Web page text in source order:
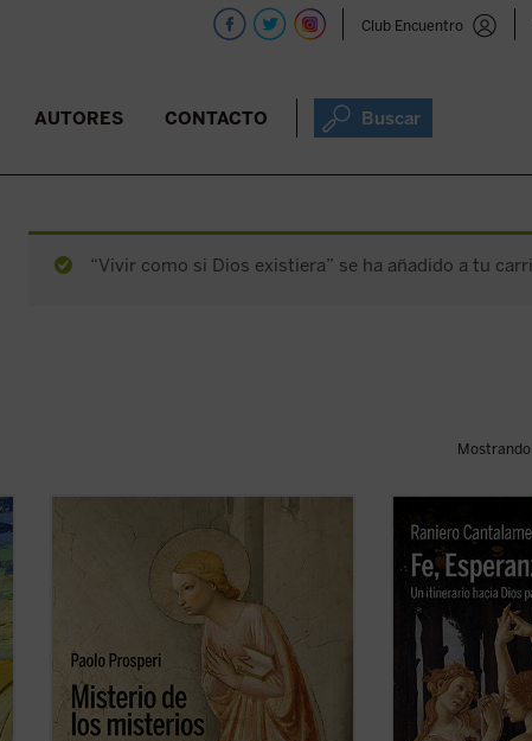
Club Encuentro
AUTORES CONTACTO Buscar
“Vivir como si Dios existiera” se ha añadido a tu
Mostrando
Paolo Prosperi no pretende en este
ensayo ofrecer un comentario
exhaustivo sobre losMisterios
sino que se fija un objetivo más
circunscrito, pero no menos difícil:
intentar comprender las razones que
llevan al autor de este ...(ver ficha)
El padre Raniero
acompaña a los
hacia la
teologales: Fe,
la certeza de que
contenido de la
que no pueda